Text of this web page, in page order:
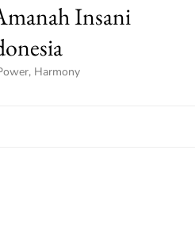
Insani
Harmony